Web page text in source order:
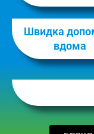
Швидка
вдома